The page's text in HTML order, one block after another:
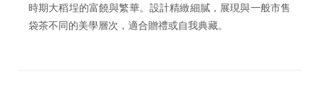
時期大稻埕的富饒與繁華。設計精緻細膩，展現與一般市售
袋茶不同的美學層次，適合贈禮或自我典藏。